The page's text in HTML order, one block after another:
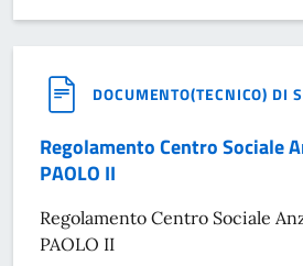
DOCUMENTO(TECNICO) DI
Regolamento Centro Sociale
PAOLO II
Regolamento Centro Sociale
PAOLO II